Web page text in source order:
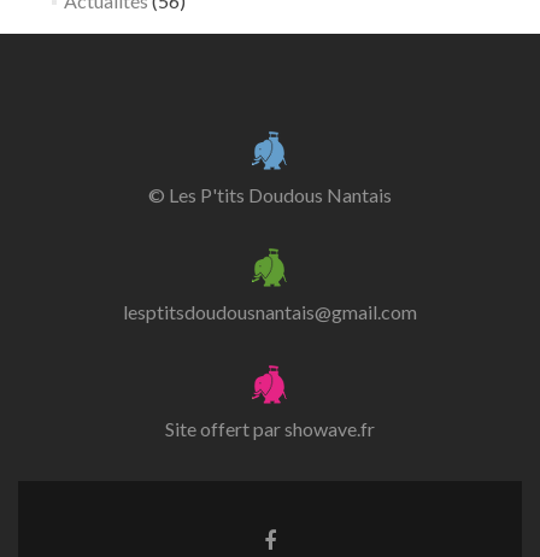
© Les P'tits Doudous Nantais
lesptitsdoudousnantais@gmail.com
Site offert parshowave.fr
Lien